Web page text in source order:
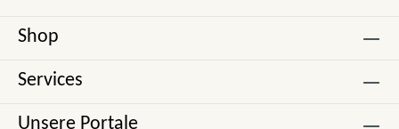
Shop
Services
Unsere Portale